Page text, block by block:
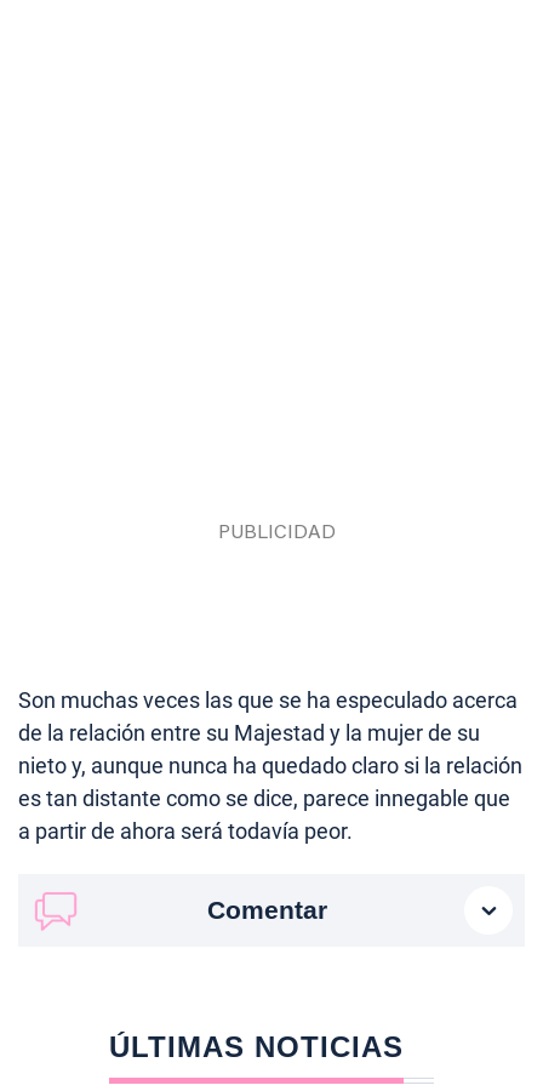
Son muchas veces las que se ha especulado acerca
de la relación entre su Majestad y la mujer de su
nieto y, aunque nunca ha quedado claro si la relación
es tan distante como se dice, parece innegable que
a partir de ahora será todavía peor.
Comentar
ÚLTIMAS NOTICIAS